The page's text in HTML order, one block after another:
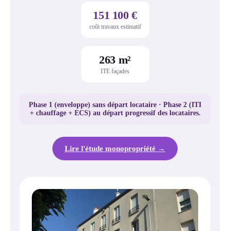
151 100 €
coût travaux estimatif
263 m²
ITE façades
Phase 1 (enveloppe) sans départ locataire · Phase 2 (ITI
+ chauffage + ECS) au départ progressif des locataires.
Lire l'étude monopropriété →